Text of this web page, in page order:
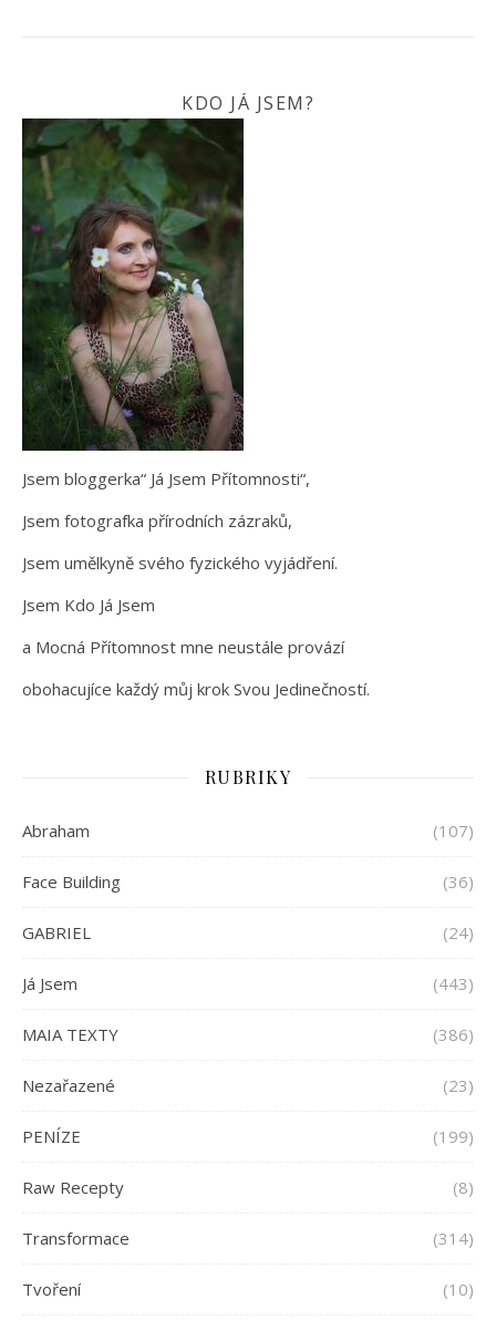
KDO JÁ JSEM?
Jsem bloggerka“ Já Jsem Přítomnosti“,
Jsem fotografka přírodních zázraků,
Jsem umělkyně svého fyzického vyjádření.
Jsem Kdo Já Jsem
a Mocná Přítomnost mne neustále provází
obohacujíce každý můj krok Svou Jedinečností.
RUBRIKY
Abraham (107)
Face Building (36)
GABRIEL (24)
Já Jsem (443)
MAIA TEXTY (386)
Nezařazené (23)
PENÍZE (199)
Raw Recepty (8)
Transformace (314)
Tvoření (10)